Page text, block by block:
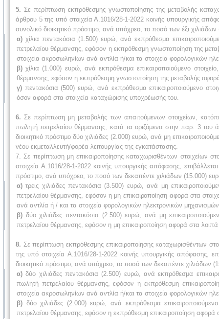
5. Σε περίπτωση εκπρόθεσμης γνωστοποίησης της μεταβολής
άρθρου 5 της υπό στοιχεία Α.1016/28-1-2022 κοινής υπουργικής
συνολικό διοικητικό πρόστιμο, ανά υπόχρεο, το ποσό των έξι
α) χίλια πεντακόσια (1.500) ευρώ, ανά εκπρόθεσμα
πετρελαίου θέρμανσης, εφόσον η εκπρόθεσμη γνωστοποίηση της
στοιχεία ακροσωληνίων ανά αντλία ή/και τα στοιχεία φορολογικών
β) χίλια (1.000) ευρώ, ανά εκπρόθεσμα επικαιροποιούμενο
θέρμανσης, εφόσον η εκπρόθεσμη γνωστοποίηση της μεταβολής
γ) πεντακόσια (500) ευρώ, ανά εκπρόθεσμα επικαιροποιούμενο
όσον αφορά στα στοιχεία καταχώρισης υποχρέωσής του.
6. Σε περίπτωση μη μεταβολής των απαιτούμενων στοιχείων,
πωλητή πετρελαίου θέρμανσης, κατά τα οριζόμενα στην παρ. 3 του
διοικητικό πρόστιμο δύο χιλιάδες (2.000) ευρώ, ανά μη
νέου εκμεταλλευτή/φορέα λειτουργίας της εγκατάστασης.
7. Σε περίπτωση μη επικαιροποίησης καταχωρισθέντων
στοιχεία Α.1016/28-1-2022 κοινής υπουργικής απόφασης,
πρόστιμο, ανά υπόχρεο, το ποσό των δεκαπέντε χιλιάδων (15.000)
α) τρεις χιλιάδες πεντακόσια (3.500) ευρώ, ανά μη
πετρελαίου θέρμανσης, εφόσον η μη επικαιροποίηση αφορά στα
ανά αντλία ή / και τα στοιχεία φορολογικών ηλεκτρονικών
β) δύο χιλιάδες πεντακόσια (2.500) ευρώ, ανά μη
πετρελαίου θέρμανσης, εφόσον η μη επικαιροποίηση αφορά στα
8. Σε περίπτωση εκπρόθεσμης επικαιροποίησης καταχωρισθέντων
της υπό στοιχεία Α.1016/28-1-2022 κοινής υπουργικής απόφασης,
διοικητικό πρόστιμο, ανά υπόχρεο, το ποσό των δεκαπέντε χιλιάδων
α) δύο χιλιάδες πεντακόσια (2.500) ευρώ, ανά εκπρόθεσμα
πωλητή πετρελαίου θέρμανσης, εφόσον η εκπρόθεσμη
στοιχεία ακροσωληνίων ανά αντλία ή/και τα στοιχεία φορολογικών
β) δύο χιλιάδες (2.000) ευρώ, ανά εκπρόθεσμα
πετρελαίου θέρμανσης, εφόσον η εκπρόθεσμη επικαιροποίηση αφορά